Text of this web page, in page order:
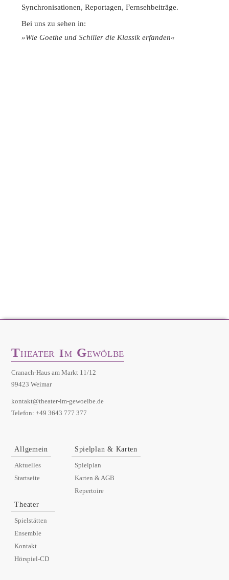
Synchronisationen, Reportagen, Fernsehbeiträge.
Bei uns zu sehen in:
»Wie Goethe und Schiller die Klassik erfanden«
THEATER IM GEWÖLBE
Cranach-Haus am Markt 11/12
99423 Weimar
kontakt@theater-im-gewoelbe.de
Telefon: +49 3643 777 377
Allgemein
Aktuelles
Startseite
Spielplan & Karten
Spielplan
Karten & AGB
Repertoire
Theater
Spielstätten
Ensemble
Kontakt
Hörspiel-CD